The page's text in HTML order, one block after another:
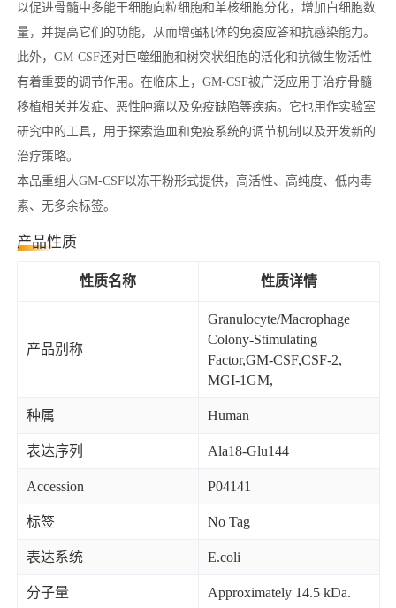
以促进骨髓中多能干细胞向粒细胞和单核细胞分化，增加白细胞数
量，并提高它们的功能，从而增强机体的免疫应答和抗感染能力。
此外，GM-CSF还对巨噬细胞和树突状细胞的活化和抗微生物活性
有着重要的调节作用。在临床上，GM-CSF被广泛应用于治疗骨髓
移植相关并发症、恶性肿瘤以及免疫缺陷等疾病。它也用作实验室
研究中的工具，用于探索造血和免疫系统的调节机制以及开发新的
治疗策略。
本品重组人GM-CSF以冻干粉形式提供，高活性、高纯度、低内毒
素、无多余标签。
产品性质
性质名称 性质详情
产品别称
Granulocyte/Macrophage
Colony-Stimulating
Factor,GM-CSF,CSF-2,
MGI-1GM,
种属 Human
表达序列 Ala18-Glu144
Accession P04141
标签 No Tag
表达系统 E.coli
分子量 Approximately 14.5 kDa.